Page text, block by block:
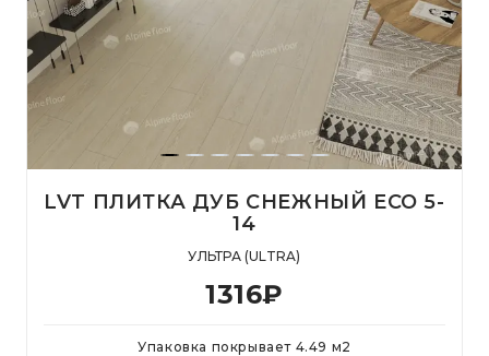
LVT ПЛИТКА ДУБ СНЕЖНЫЙ ECO 5-
14
УЛЬТРА (ULTRA)
1316₽
Упаковка покрывает 4.49 м2